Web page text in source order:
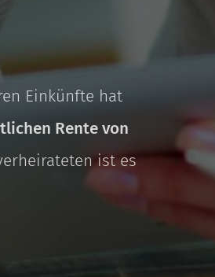
Einkünfte hat
Rente von
ist es